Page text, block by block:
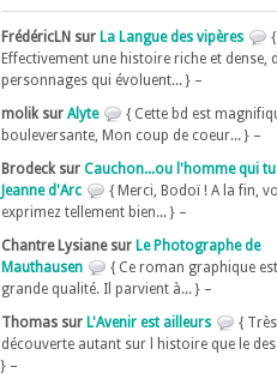
FrédéricLN sur La Langue des vipères
{
Effectivement une histoire riche et dense,
personnages qui évoluent... } –
molik sur Alyte
{ Cette bd est
bouleversante, Mon coup de coeur... } –
Brodeck sur Cauchon...ou l'homme qui
Jeanne d'Arc
{ Merci, Bodoï ! A la fin,
exprimez tellement bien... } –
Chantre Lysiane sur Le Photographe de
Mauthausen
{ Ce roman graphique
grande qualité. Il parvient à... } –
Thomas sur L'Avenir est ailleurs
{
découverte autant sur l histoire que le
} –